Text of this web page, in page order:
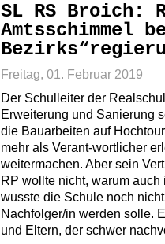
SL RS Broich:
Amtsschimmel
Freitag, 01. Februar 2019
Der Schulleiter der
Erweiterung und Sanierung
die Bauarbeiten auf
mehr als Verant-wortlicher
weitermachen. Aber sein
RP wollte nicht, warum auch
wusste die Schule noch
Nachfolger/in werden solle.
und Eltern, der schwer